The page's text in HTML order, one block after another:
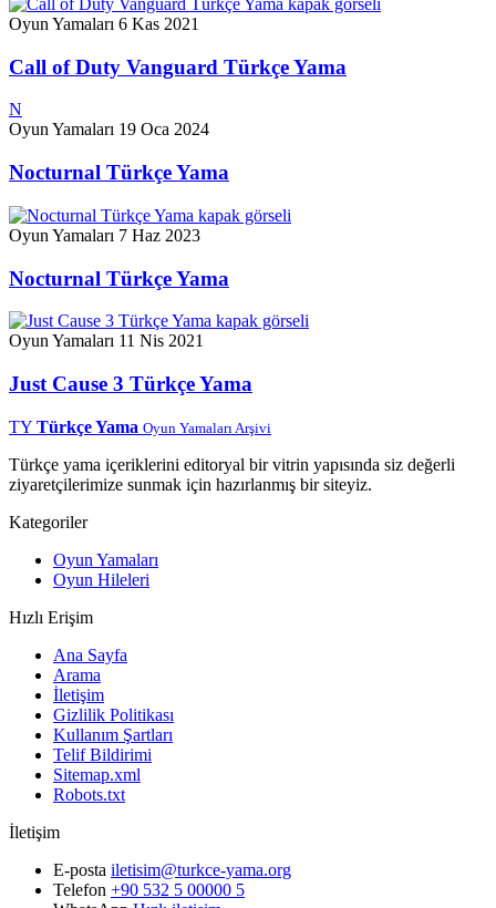
Oyun Yamaları 6 Kas 2021
Call of Duty Vanguard Türkçe Yama
N
Oyun Yamaları 19 Oca 2024
Nocturnal Türkçe Yama
Oyun Yamaları 7 Haz 2023
Nocturnal Türkçe Yama
Oyun Yamaları 11 Nis 2021
Just Cause 3 Türkçe Yama
TY Türkçe Yama Oyun Yamaları Arşivi
Türkçe yama içeriklerini editoryal bir vitrin yapısında siz değerli
ziyaretçilerimize sunmak için hazırlanmış bir siteyiz.
Kategoriler
Oyun Yamaları
Oyun Hileleri
Hızlı Erişim
Ana Sayfa
Arama
İletişim
Gizlilik Politikası
Kullanım Şartları
Telif Bildirimi
Sitemap.xml
Robots.txt
İletişim
E-posta iletisim@turkce-yama.org
Telefon +90 532 5 00000 5